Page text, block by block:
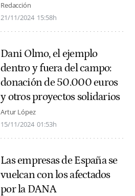
Redacción
21/11/2024 15:58h
Dani Olmo, el ejemplo
dentro y fuera del campo:
donación de 50.000 euros
y otros proyectos solidarios
Artur López
15/11/2024 01:53h
Las empresas de España se
vuelcan con los afectados
por la DANA